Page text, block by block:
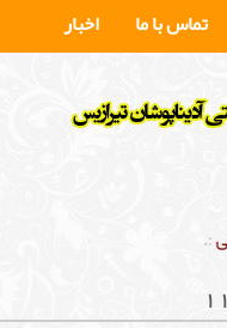
تماس با ما
اخبار